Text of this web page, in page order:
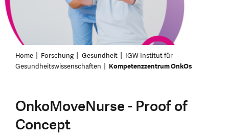
Home Forschung Gesundheit
IGW Institut für
Gesundheitswissenschaften
Kompetenzzentrum OnkOs
OnkoMoveNurse - Proof of
Concept